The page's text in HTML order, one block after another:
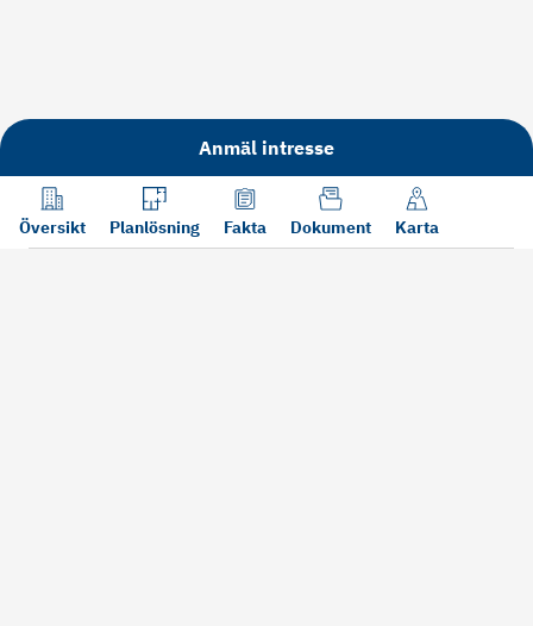
Anmäl intresse
Översikt Planlösning Fakta Dokument Karta